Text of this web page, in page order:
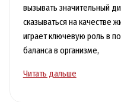
вызывать значительный
сказываться на качестве
играет ключевую роль в
баланса в организме,
Лимфостаз
Читать дальше